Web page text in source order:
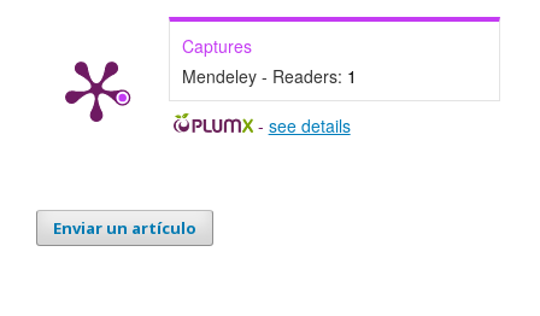
Captures
Mendeley - Readers: 1
- see details
Enviar un artículo